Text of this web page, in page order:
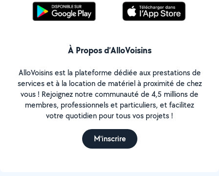
À Propos d’AlloVoisins
AlloVoisins est la plateforme dédiée aux prestations de
services et à la location de matériel à proximité de chez
vous ! Rejoignez notre communauté de 4,5 millions de
membres, professionnels et particuliers, et facilitez
votre quotidien pour tous vos projets !
M'inscrire